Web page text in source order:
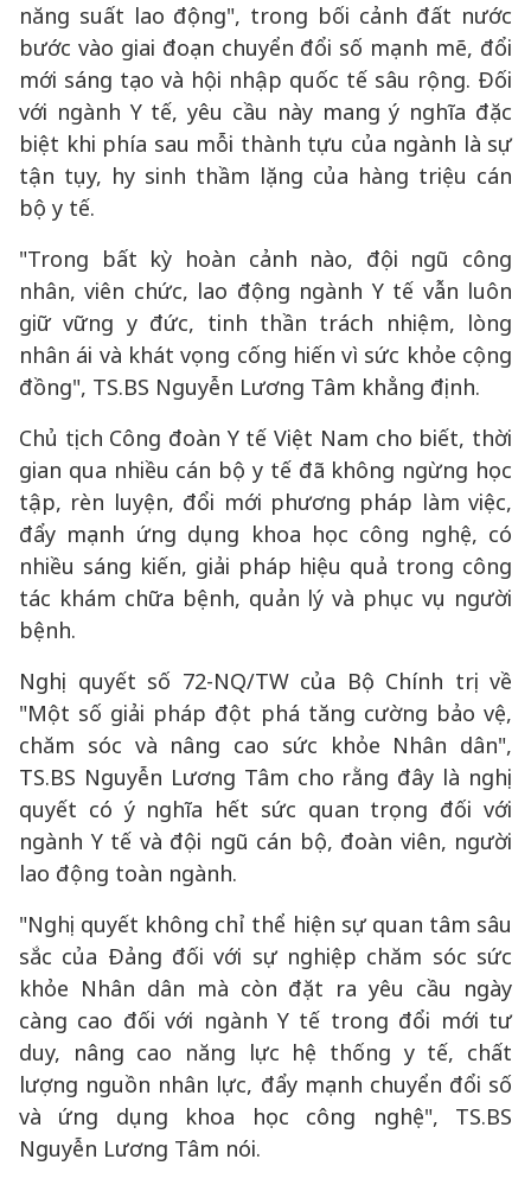
năng suất lao động", trong bối cảnh đất nước
bước vào giai đoạn chuyển đổi số mạnh mẽ, đổi
mới sáng tạo và hội nhập quốc tế sâu rộng. Đối
với ngành Y tế, yêu cầu này mang ý nghĩa đặc
biệt khi phía sau mỗi thành tựu của ngành là sự
tận tụy, hy sinh thầm lặng của hàng triệu cán
bộ y tế.
"Trong bất kỳ hoàn cảnh nào, đội ngũ công
nhân, viên chức, lao động ngành Y tế vẫn luôn
giữ vững y đức, tinh thần trách nhiệm, lòng
nhân ái và khát vọng cống hiến vì sức khỏe cộng
đồng", TS.BS Nguyễn Lương Tâm khẳng định.
Chủ tịch Công đoàn Y tế Việt Nam cho biết, thời
gian qua nhiều cán bộ y tế đã không ngừng học
tập, rèn luyện, đổi mới phương pháp làm việc,
đẩy mạnh ứng dụng khoa học công nghệ, có
nhiều sáng kiến, giải pháp hiệu quả trong công
tác khám chữa bệnh, quản lý và phục vụ người
bệnh.
Nghị quyết số 72-NQ/TW của Bộ Chính trị về
"Một số giải pháp đột phá tăng cường bảo vệ,
chăm sóc và nâng cao sức khỏe Nhân dân",
TS.BS Nguyễn Lương Tâm cho rằng đây là nghị
quyết có ý nghĩa hết sức quan trọng đối với
ngành Y tế và đội ngũ cán bộ, đoàn viên, người
lao động toàn ngành.
"Nghị quyết không chỉ thể hiện sự quan tâm sâu
sắc của Đảng đối với sự nghiệp chăm sóc sức
khỏe Nhân dân mà còn đặt ra yêu cầu ngày
càng cao đối với ngành Y tế trong đổi mới tư
duy, nâng cao năng lực hệ thống y tế, chất
lượng nguồn nhân lực, đẩy mạnh chuyển đổi số
và ứng dụng khoa học công nghệ", TS.BS
Nguyễn Lương Tâm nói.